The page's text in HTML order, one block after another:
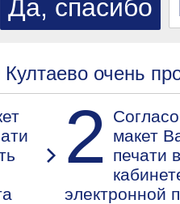
очень
2
макет
печати
электронной